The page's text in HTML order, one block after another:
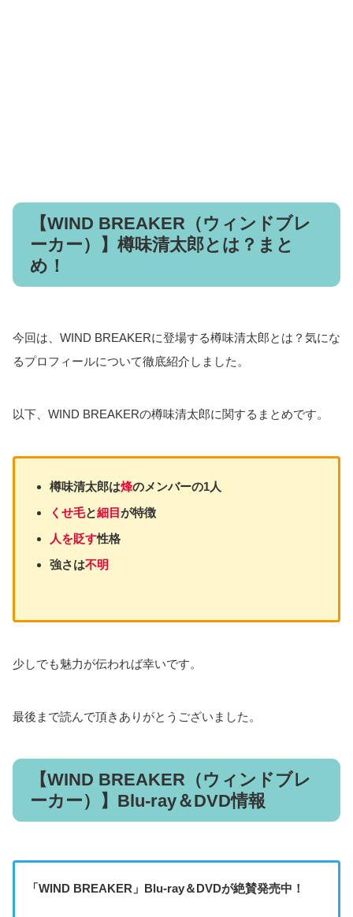
【WIND BREAKER（ウィンドブレ
ーカー）】樽味清太郎とは？まと
め！
今回は、WIND BREAKERに登場する樽味清太郎とは？気にな
るプロフィールについて徹底紹介しました。
以下、WIND BREAKERの樽味清太郎に関するまとめです。
樽味清太郎は烽のメンバーの1人
くせ毛と細目 が特徴
人を貶す性格
強さは不明
少しでも魅力が伝われば幸いです。
最後まで読んで頂きありがとうございました。
【WIND BREAKER（ウィンドブレ
ーカー）】Blu-ray＆DVD情報
「 WIND BREAKER 」Blu-ray＆DVDが絶賛発売中！